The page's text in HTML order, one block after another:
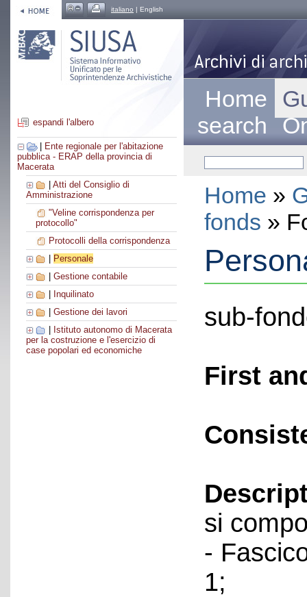
italiano | English
espandi l'albero
Ente regionale per l'abitazione
pubblica - ERAP della provincia di
Macerata
Atti del Consiglio di
Amministrazione
"Veline corrispondenza per
protocollo"
Protocolli della corrispondenza
Personale
Gestione contabile
Inquilinato
Gestione dei lavori
Istituto autonomo di Macerata
per la costruzione e l'esercizio di
case popolari ed economiche
Home
search
Home »
fonds »
sub-
First
si
-
1;